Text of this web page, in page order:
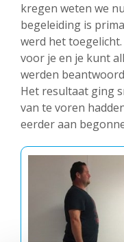
kregen weten we
begeleiding is
werd het
voor je en je kunt
werden
Het resultaat ging
van te voren
eerder aan